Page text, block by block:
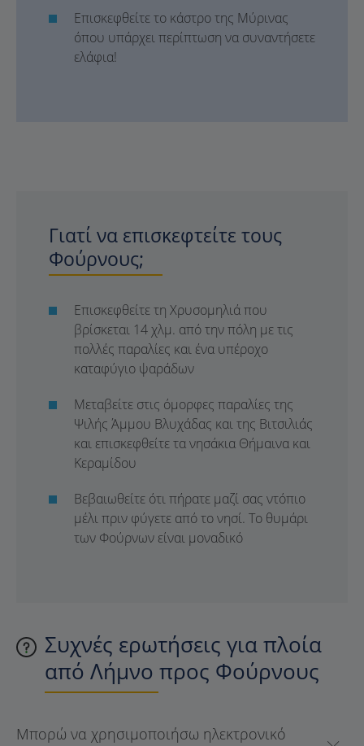
Επισκεφθείτε το κάστρο της Μύρινας
όπου υπάρχει περίπτωση να συναντήσετε
ελάφια!
Γιατί να επισκεφτείτε τους
Φούρνους;
Επισκεφθείτε τη Χρυσομηλιά που
βρίσκεται 14 χλμ. από την πόλη με τις
πολλές παραλίες και ένα υπέροχο
καταφύγιο ψαράδων
Μεταβείτε στις όμορφες παραλίες της
Ψιλής Άμμου Βλυχάδας και της Βιτσιλιάς
και επισκεφθείτε τα νησάκια Θήμαινα και
Κεραμίδου
Βεβαιωθείτε ότι πήρατε μαζί σας ντόπιο
μέλι πριν φύγετε από το νησί. Το θυμάρι
των Φούρνων είναι μοναδικό
Συχνές ερωτήσεις για πλοία
από Λήμνο προς Φούρνους
Μπορώ να χρησιμοποιήσω ηλεκτρονικό